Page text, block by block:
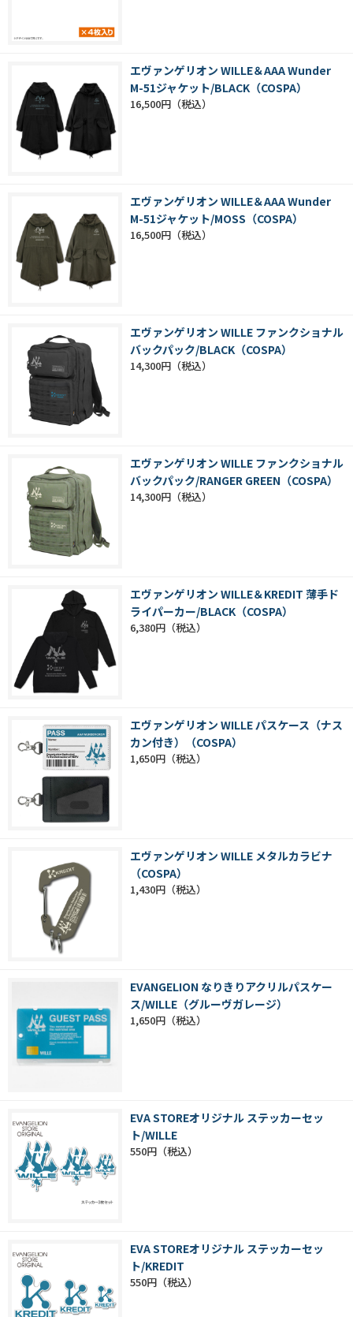
エヴァンゲリオン WILLE＆AAA Wunder
M-51ジャケット/BLACK（COSPA）
16,500円
エヴァンゲリオン WILLE＆AAA Wunder
M-51ジャケット/MOSS（COSPA）
16,500円
エヴァンゲリオン WILLE ファンクショナル
バックパック/BLACK（COSPA）
14,300円
エヴァンゲリオン WILLE ファンクショナル
バックパック/RANGER GREEN（COSPA）
14,300円
エヴァンゲリオン WILLE＆KREDIT 薄手ド
ライパーカー/BLACK（COSPA）
6,380円
エヴァンゲリオン WILLE パスケース（ナス
カン付き）（COSPA）
1,650円
エヴァンゲリオン WILLE メタルカラビナ
（COSPA）
1,430円
EVANGELION なりきりアクリルパスケー
ス/WILLE（グルーヴガレージ）
1,650円
EVA STOREオリジナル ステッカーセッ
ト/WILLE
550円
EVA STOREオリジナル ステッカーセッ
ト/KREDIT
550円